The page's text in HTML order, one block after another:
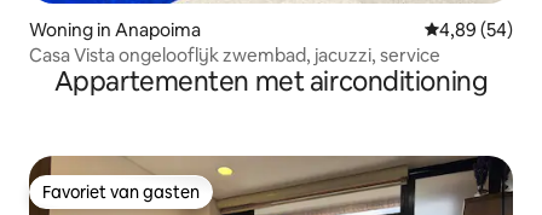
Woning in Anapoima Gemiddelde
4,89 (54)
Casa Vista ongelooflijk zwembad, jacuzzi, service
Appartementen met airconditioning
Favoriet van gasten
Favoriet van gasten